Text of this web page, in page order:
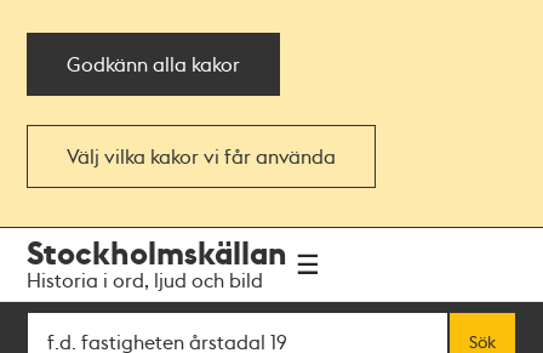
Godkänn alla kakor
Välj vilka kakor vi får använda
navigationen
huvudinnehållet
Stockholmskällan
Historia i ord, ljud och bild
Sök
Sök